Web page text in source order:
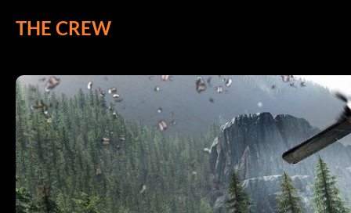
THE CREW